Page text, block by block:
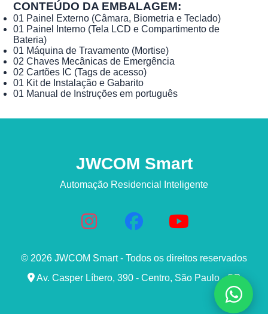
CONTEÚDO DA EMBALAGEM:
01 Painel Externo (Câmara, Biometria e Teclado)
01 Painel Interno (Tela LCD e Compartimento de
Bateria)
01 Máquina de Travamento (Mortise)
02 Chaves Mecânicas de Emergência
02 Cartões IC (Tags de acesso)
01 Kit de Instalação e Gabarito
01 Manual de Instruções em português
JWCOM Smart
Automação Residencial Inteligente
© 2026 JWCOM Smart - Todos os direitos reservados
Av. Casper Líbero, 390 - Centro, São Paulo - SP